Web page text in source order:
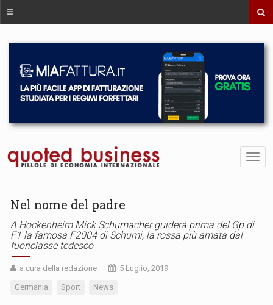
Nel nome del padre
A Hockenheim Mick Schumacher guiderà prima del Gp di
F1 la famosa F2004 di Schumi, la rossa più amata dal
fuoriclasse tedesco
a cura della redazione 5 Luglio, 2019
Germania Sport News